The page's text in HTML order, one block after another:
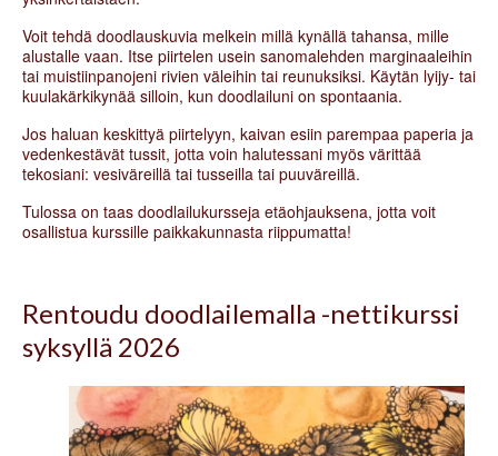
Voit tehdä doodlauskuvia melkein millä kynällä tahansa, mille
alustalle vaan. Itse piirtelen usein sanomalehden marginaaleihin
tai muistiinpanojeni rivien väleihin tai reunuksiksi. Käytän lyijy- tai
kuulakärkikynää silloin, kun doodlailuni on spontaania.
Jos haluan keskittyä piirtelyyn, kaivan esiin parempaa paperia ja
vedenkestävät tussit, jotta voin halutessani myös värittää
tekosiani: vesiväreillä tai tusseilla tai puuväreillä.
Tulossa on taas doodlailukursseja etäohjauksena, jotta voit
osallistua kurssille paikkakunnasta riippumatta!
Rentoudu doodlailemalla -nettikurssi
syksyllä 2026